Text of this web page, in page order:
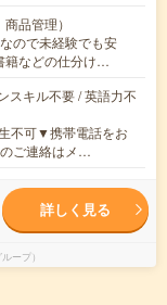
品管理）
ので未経験でも安
などの仕分け…
スキル不要 / 英語力不
不可▼携帯電話をお
ご連絡はメ…
詳しく見る
ープ）